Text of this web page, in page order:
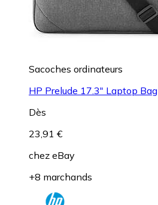
Sacoches ordinateurs
HP Prelude 17.3" Laptop Bag
Dès
23,91 €
chez eBay
+8 marchands